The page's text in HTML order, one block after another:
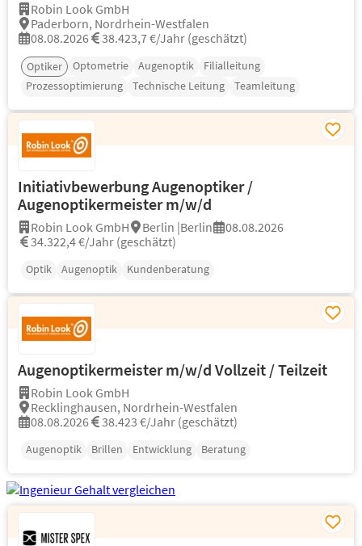
Robin Look GmbH
Paderborn, Nordrhein-Westfalen
08.08.2026
38.423,7 €/Jahr (geschätzt)
Optiker Optometrie Augenoptik
Filialleitung
Prozessoptimierung
Technische Leitung Teamleitung
Initiativbewerbung Augenoptiker /
Augenoptikermeister m/w/d
Robin Look GmbH Berlin |Berlin
08.08.2026
34.322,4 €/Jahr (geschätzt)
Optik Augenoptik Kundenberatung
Augenoptikermeister m/w/d Vollzeit / Teilzeit
Robin Look GmbH
Recklinghausen, Nordrhein-Westfalen
08.08.2026
38.423 €/Jahr (geschätzt)
Augenoptik Brillen Entwicklung Beratung